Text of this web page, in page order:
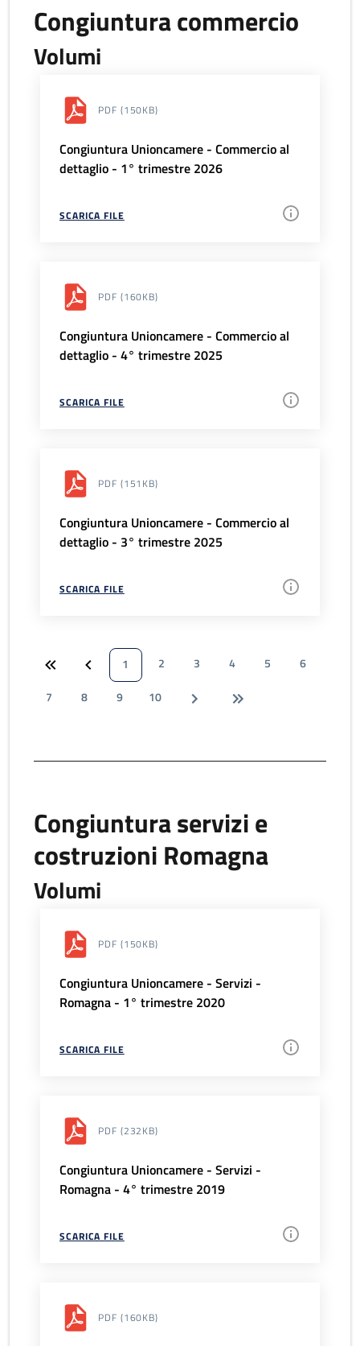
Congiuntura commercio
Volumi
PDF (150KB)
Congiuntura Unioncamere - Commercio al
dettaglio - 1° trimestre 2026
SCARICA FILE
PDF (160KB)
Congiuntura Unioncamere - Commercio al
dettaglio - 4° trimestre 2025
SCARICA FILE
PDF (151KB)
Congiuntura Unioncamere - Commercio al
dettaglio - 3° trimestre 2025
SCARICA FILE
1 2 3 4 5
6
7
8 9 10
Congiuntura servizi e
costruzioni Romagna
Volumi
PDF (150KB)
Congiuntura Unioncamere - Servizi -
Romagna - 1° trimestre 2020
SCARICA FILE
PDF (232KB)
Congiuntura Unioncamere - Servizi -
Romagna - 4° trimestre 2019
SCARICA FILE
PDF (160KB)